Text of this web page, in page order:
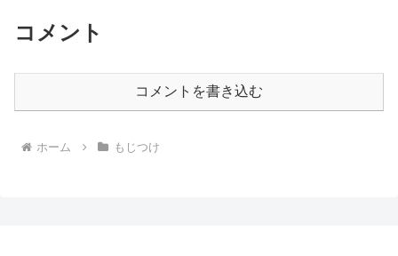
コメント
コメントを書き込む
ホーム もじつけ